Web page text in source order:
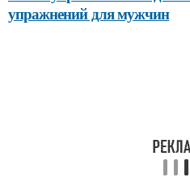
упражнений для мужчин